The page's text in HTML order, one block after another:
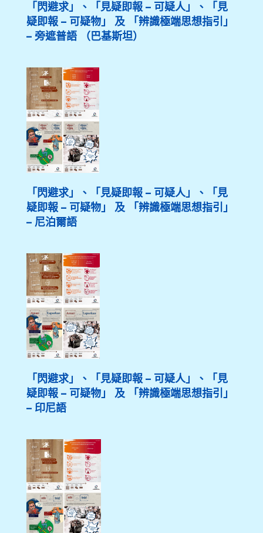
「閃避求」、「見疑即報 – 可疑人」、「見
疑即報 – 可疑物」 及 「辨識極端思想指引」
– 旁遮普語 （巴基斯坦）
「閃避求」、「見疑即報 – 可疑人」、「見
疑即報 – 可疑物」 及 「辨識極端思想指引」
– 尼泊爾語
「閃避求」、「見疑即報 – 可疑人」、「見
疑即報 – 可疑物」 及 「辨識極端思想指引」
– 印尼語